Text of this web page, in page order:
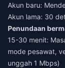
Akun baru:
Akun lama: 30
Penundaan
15-30 menit:
mode pesawat,
unggah 1 Mbps)